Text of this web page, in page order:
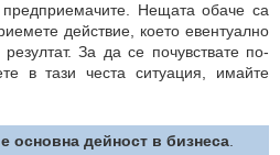
Нещата обаче са
действие, което евентуално
За да се почувствате по-
в тази честа ситуация, имайте
основна дейност в бизнеса